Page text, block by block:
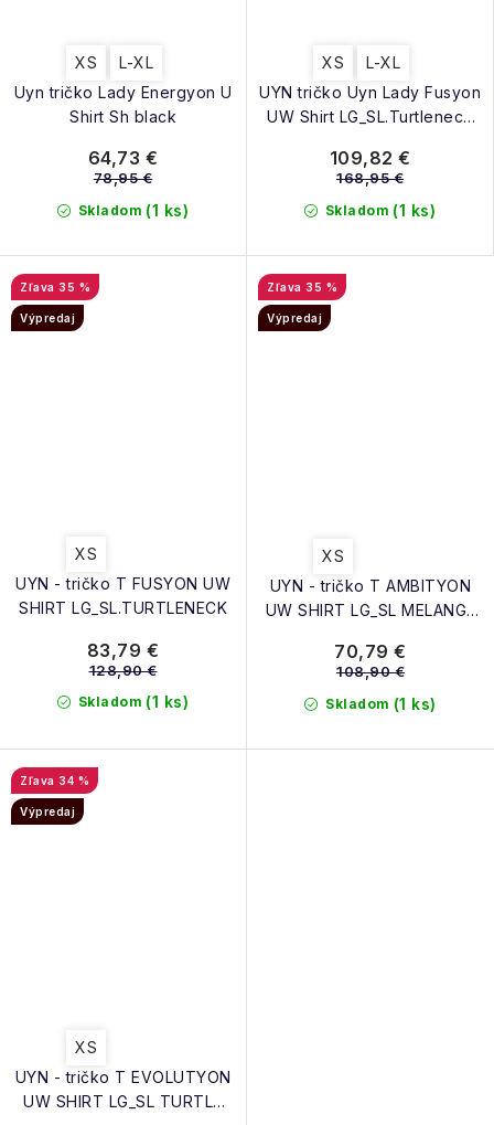
Uyn tričko Lady Energyon U
Shirt Sh black
XS L-XL
Skladom (1 ks)
64,73 €
78,95 €
UYN tričko Uyn Lady Fusyon
UW Shirt LG_SL.Turtleneck
XS L-XL
Skladom (1 ks)
109,82 €
168,95 €
UYN - tričko T FUSYON UW
SHIRT LG_SL.TURTLENECK
35 %
Výpredaj
XS
Skladom (1 ks)
83,79 €
128,90 €
UYN - tričko T AMBITYON
UW SHIRT LG_SL MELANGE
35 %
Výpredaj
XS
Skladom (1 ks)
70,79 €
108,90 €
UYN - tričko T EVOLUTYON
UW SHIRT LG_SL TURTLE
34 %
Výpredaj
XS